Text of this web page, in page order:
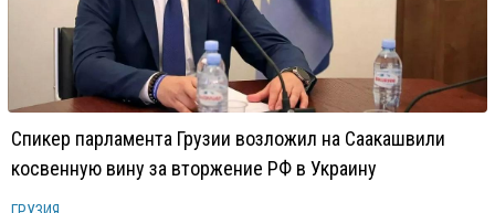
Спикер парламента Грузии возложил на Саакашвили
косвенную вину за вторжение РФ в Украину